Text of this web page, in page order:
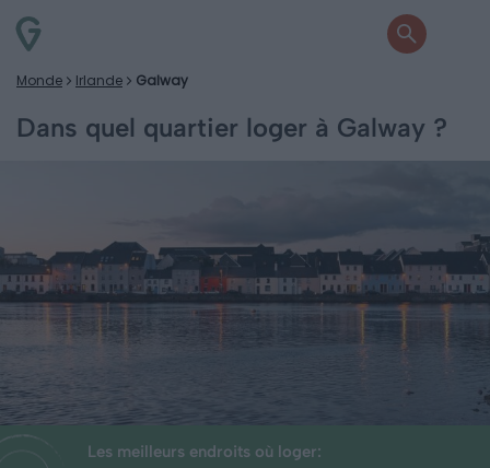
Monde Irlande Galway
Dans quel quartier loger à Galway ?
Les meilleurs endroits où loger: